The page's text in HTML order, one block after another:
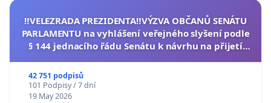
‼️VELEZRADA PREZIDENTA‼️VÝZVA OBČANŮ SENÁTU
PARLAMENTU na vyhlášení veřejného slyšení podle
§ 144 jednacího řádu Senátu k návrhu na přijetí
42 751 podpisů
101 Podpisy / 7 dní
19 May 2026